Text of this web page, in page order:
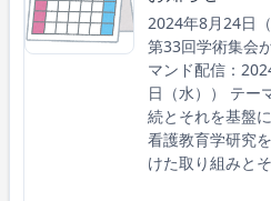
2024年8月24日
第33回学術集会
マンド配信：
日（水）） テー
続とそれを基盤
看護教育学研究
けた取り組みとそ